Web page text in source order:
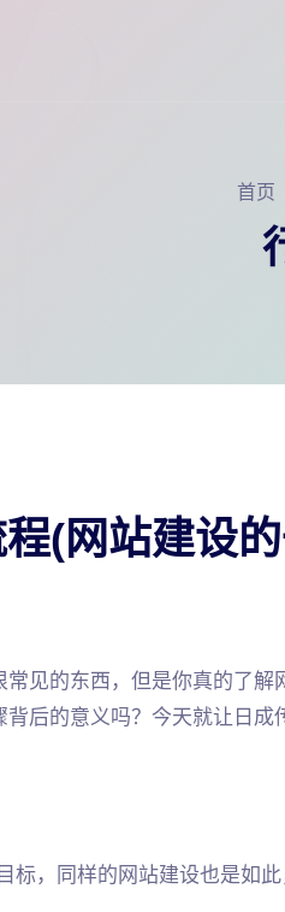
首页
(网站建设
见的东西，但是你真的了解
后的意义吗？今天就让日
，同样的网站建设也是如此